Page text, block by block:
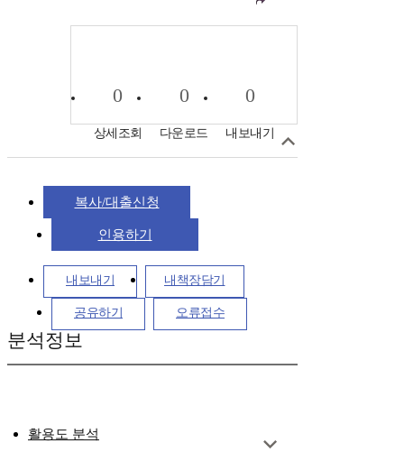
0
상세조회
0
다운로드
0
내보내기
복사/대출신청
인용하기
내보내기 내책장담기
공유하기 오류접수
분석정보
활용도 분석